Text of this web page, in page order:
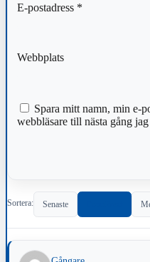
E-postadress *
Webbplats
Spara mitt namn, min e-
webbläsare till nästa gång
Sortera: Senaste